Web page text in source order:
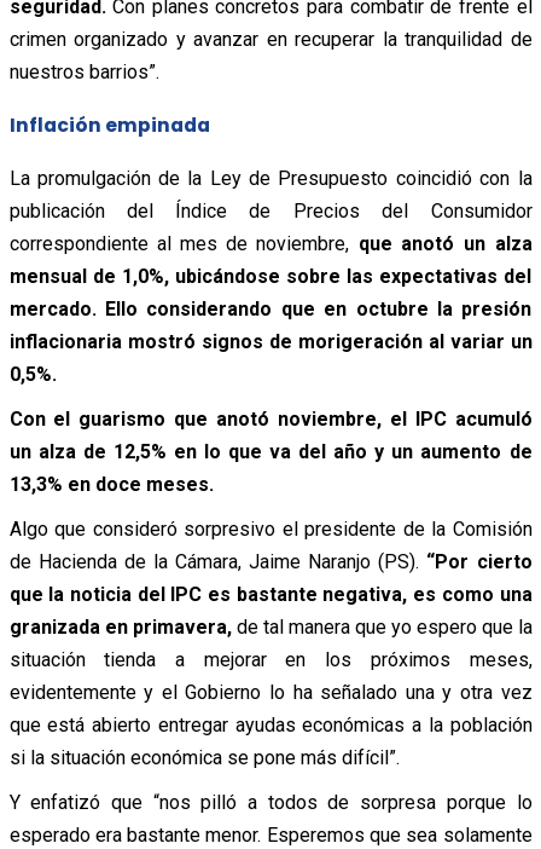
seguridad. Con planes concretos para combatir de frente el
crimen organizado y avanzar en recuperar la tranquilidad de
nuestros barrios”.
Inflación empinada
La promulgación de la Ley de Presupuesto coincidió con la
publicación del Índice de Precios del Consumidor
correspondiente al mes de noviembre, que anotó un alza
mensual de 1,0%, ubicándose sobre las expectativas del
mercado. Ello considerando que en octubre la presión
inflacionaria mostró signos de morigeración al variar un
0,5%.
Con el guarismo que anotó noviembre, el IPC acumuló
un alza de 12,5% en lo que va del año y un aumento de
13,3% en doce meses.
Algo que consideró sorpresivo el presidente de la Comisión
de Hacienda de la Cámara, Jaime Naranjo (PS). “Por cierto
que la noticia del IPC es bastante negativa, es como una
granizada en primavera,de tal manera que yo espero que la
situación tienda a mejorar en los próximos meses,
evidentemente y el Gobierno lo ha señalado una y otra vez
que está abierto entregar ayudas económicas a la población
si la situación económica se pone más difícil”.
Y enfatizó que “nos pilló a todos de sorpresa porque lo
esperado era bastante menor. Esperemos que sea solamente